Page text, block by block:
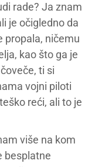
rade? Ja znam
je očigledno da
propala, ničemu
kao što ga je
ti si
vojni piloti
reći, ali to je
više na kom
besplatne